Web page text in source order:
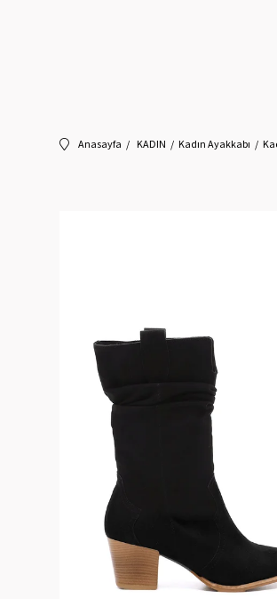
Anasayfa KADIN Kadın Ayakkabı